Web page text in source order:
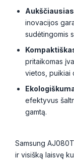
inovacijos
sudėtingomis
pritaikomas
vietos, puikiai
efektyvus
gamtą.
Samsung
ir visišką laisvę